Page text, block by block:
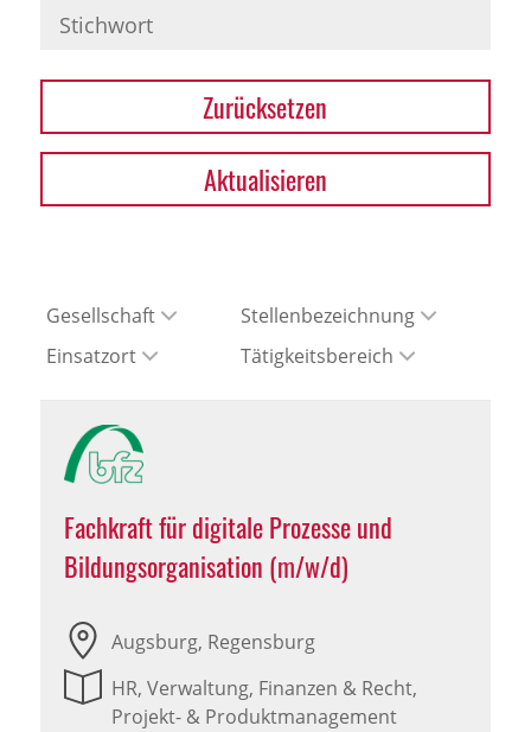
Zurücksetzen
Aktualisieren
Gesellschaft
Stellenbezeichnung
Einsatzort
Tätigkeitsbereich
Fachkraft für digitale Prozesse und
Bildungsorganisation (m/w/d)
Augsburg, Regensburg
HR, Verwaltung, Finanzen & Recht,
Projekt- & Produktmanagement